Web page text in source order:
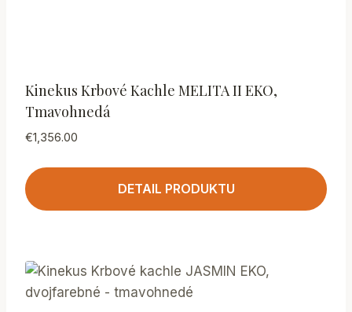
Kinekus Krbové Kachle MELITA II EKO,
Tmavohnedá
€1,356.00
DETAIL PRODUKTU